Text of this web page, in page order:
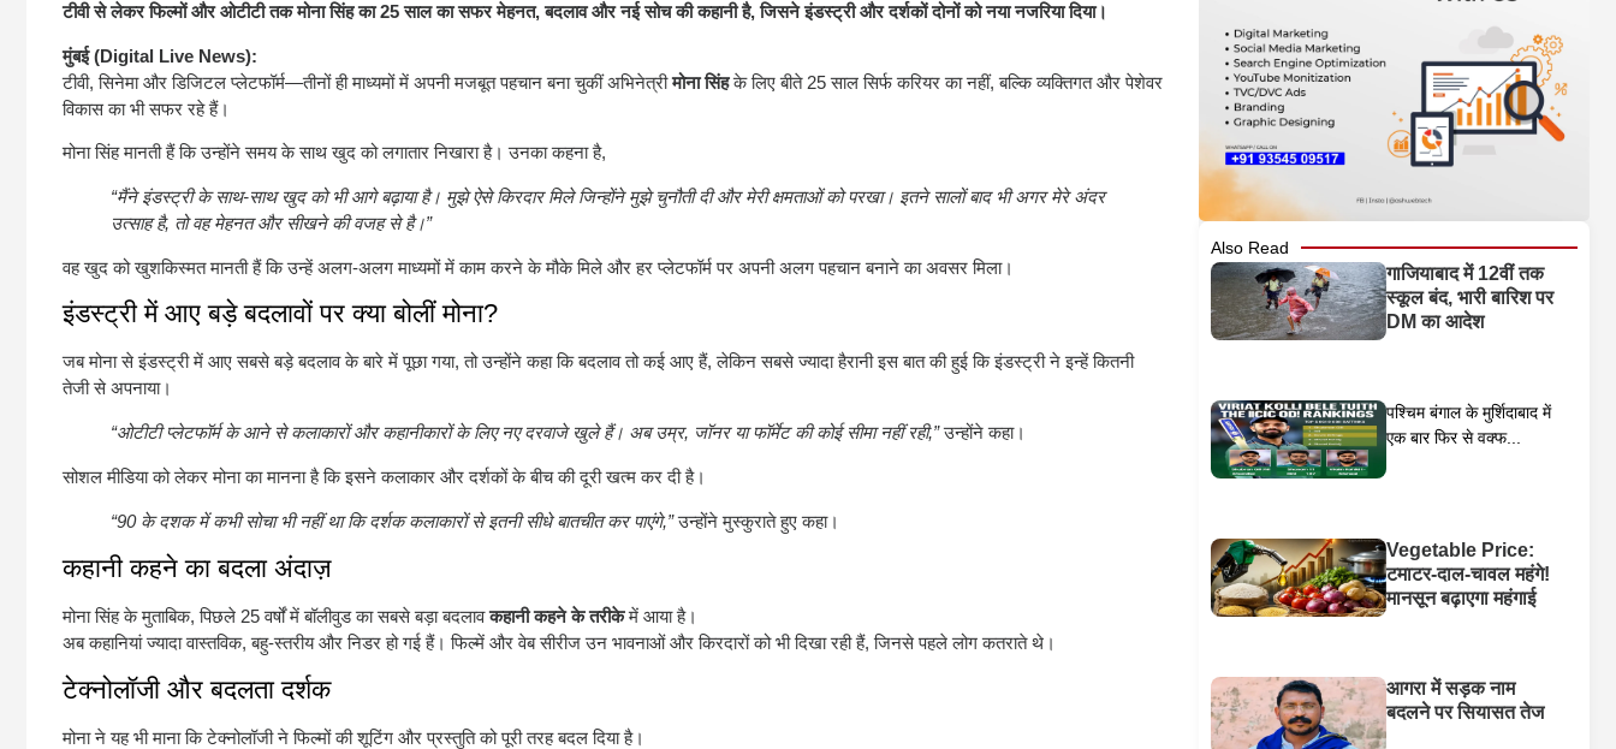
टीवी से लेकर फिल्मों और ओटीटी तक मोना सिंह का 25 साल का सफर मेहनत, बदलाव और नई सोच की कहानी है, जिसने इंडस्ट्री और दर्शकों दोनों को नया नजरिया दिया।
मुंबई (Digital Live News):
टीवी, सिनेमा और डिजिटल प्लेटफॉर्म—तीनों ही माध्यमों में अपनी मजबूत पहचान बना चुकीं अभिनेत्रीमोना सिंहके लिए बीते 25 साल सिर्फ करियर का नहीं, बल्कि व्यक्तिगत और पेशेवर
विकास का भी सफर रहे हैं।
मोना सिंह मानती हैं कि उन्होंने समय के साथ खुद को लगातार निखारा है। उनका कहना है,
“मैंने इंडस्ट्री के साथ-साथ खुद को भी आगे बढ़ाया है। मुझे ऐसे किरदार मिले जिन्होंने मुझे चुनौती दी और मेरी क्षमताओं को परखा। इतने सालों बाद भी अगर मेरे अंदर
उत्साह है, तो वह मेहनत और सीखने की वजह से है।”
वह खुद को खुशकिस्मत मानती हैं कि उन्हें अलग-अलग माध्यमों में काम करने के मौके मिले और हर प्लेटफॉर्म पर अपनी अलग पहचान बनाने का अवसर मिला।
इंडस्ट्री में आए बड़े बदलावों पर क्या बोलीं मोना?
जब मोना से इंडस्ट्री में आए सबसे बड़े बदलाव के बारे में पूछा गया, तो उन्होंने कहा कि बदलाव तो कई आए हैं, लेकिन सबसे ज्यादा हैरानी इस बात की हुई कि इंडस्ट्री ने इन्हें कितनी
तेजी से अपनाया।
“ओटीटी प्लेटफॉर्म के आने से कलाकारों और कहानीकारों के लिए नए दरवाजे खुले हैं। अब उम्र, जॉनर या फॉर्मेट की कोई सीमा नहीं रही,”उन्होंने कहा।
सोशल मीडिया को लेकर मोना का मानना है कि इसने कलाकार और दर्शकों के बीच की दूरी खत्म कर दी है।
“90 के दशक में कभी सोचा भी नहीं था कि दर्शक कलाकारों से इतनी सीधे बातचीत कर पाएंगे,”उन्होंने मुस्कुराते हुए कहा।
कहानी कहने का बदला अंदाज़
मोना सिंह के मुताबिक, पिछले 25 वर्षों में बॉलीवुड का सबसे बड़ा बदलावकहानी कहने के तरीकेमें आया है।
अब कहानियां ज्यादा वास्तविक, बहु-स्तरीय और निडर हो गई हैं। फिल्में और वेब सीरीज उन भावनाओं और किरदारों को भी दिखा रही हैं, जिनसे पहले लोग कतराते थे।
टेक्नोलॉजी और बदलता दर्शक
मोना ने यह भी माना कि टेक्नोलॉजी ने फिल्मों की शूटिंग और प्रस्तुति को पूरी तरह बदल दिया है।
Also Read
गाजियाबाद में 12वीं तक
स्कूल बंद, भारी बारिश पर
DM का आदेश
पश्चिम बंगाल के मुर्शिदाबाद में
एक बार फिर से वक्फ...
Vegetable Price:
टमाटर-दाल-चावल महंगे!
मानसून बढ़ाएगा महंगाई
आगरा में सड़क नाम
बदलने पर सियासत तेज